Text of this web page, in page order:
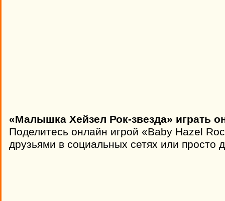
«Малышка Хейзел Рок-звезда» играть
Поделитесь онлайн игрой «Baby Hazel
друзьями в социальных сетях или просто